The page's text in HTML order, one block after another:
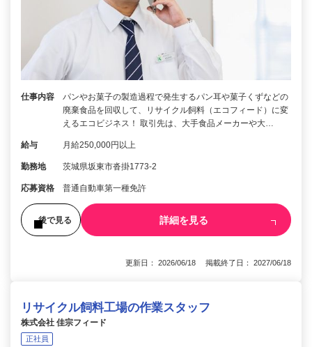
仕事内容
パンやお菓子の製造過程で発生するパン耳や菓子くずなどの
廃棄食品を回収して、リサイクル飼料（エコフィード）に変
えるエコビジネス！ 取引先は、大手食品メーカーや大…
給与 月給250,000円以上
勤務地 茨城県坂東市沓掛1773-2
応募資格 普通自動車第一種免許
後で見る 詳細を見る
更新日： 2026/06/18 掲載終了日： 2027/06/18
リサイクル飼料工場の作業スタッフ
株式会社 佳宗フィード
正社員